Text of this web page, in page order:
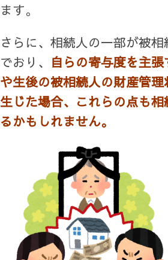
ます。
さらに、相続人の一部が被
でおり、 自らの寄与度を主
や生後の被相続人の財産管
生じた場合、これらの点も
るかもしれません。